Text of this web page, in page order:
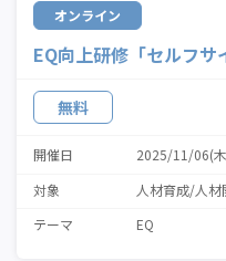
オンライン
EQ向上研修「セルフ
無料
開催日
2025/11/06(
対象
人材育成/人材
テーマ
EQ